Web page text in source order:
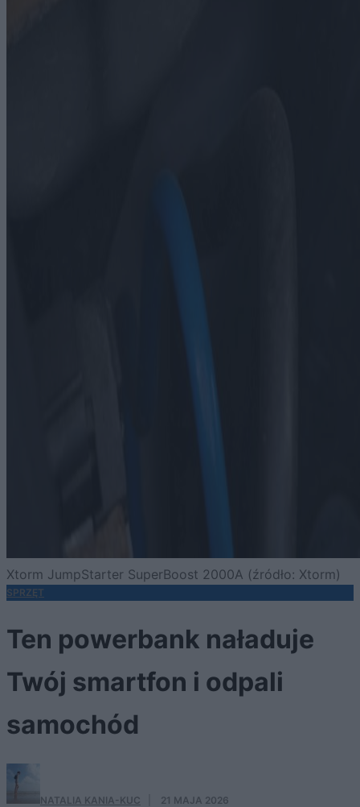
Xtorm JumpStarter SuperBoost 2000A (źródło: Xtorm)
SPRZĘT
Ten powerbank naładuje
Twój smartfon i odpali
samochód
NATALIA KANIA-KUC 21 MAJA 2026